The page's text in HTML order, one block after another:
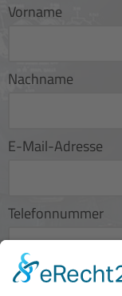
Vorname
Nachname
E-Mail-Adresse
Telefonnummer
Wunschdatum